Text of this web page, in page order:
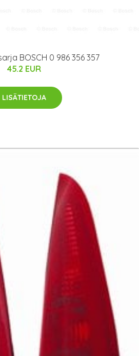
BOSCH 0 986 356 357
45.2 EUR
LISÄTIETOJA